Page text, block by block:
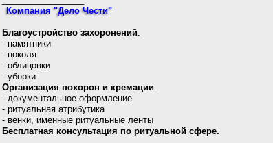
Компания "Дело Чести"
Благоустройство захоронений.
- памятники
- цоколя
- облицовки
- уборки
Организация похорон и кремации.
- документальное оформление
- ритуальная атрибутика
- венки, именные ритуальные ленты
Бесплатная консультация по ритуальной сфере.